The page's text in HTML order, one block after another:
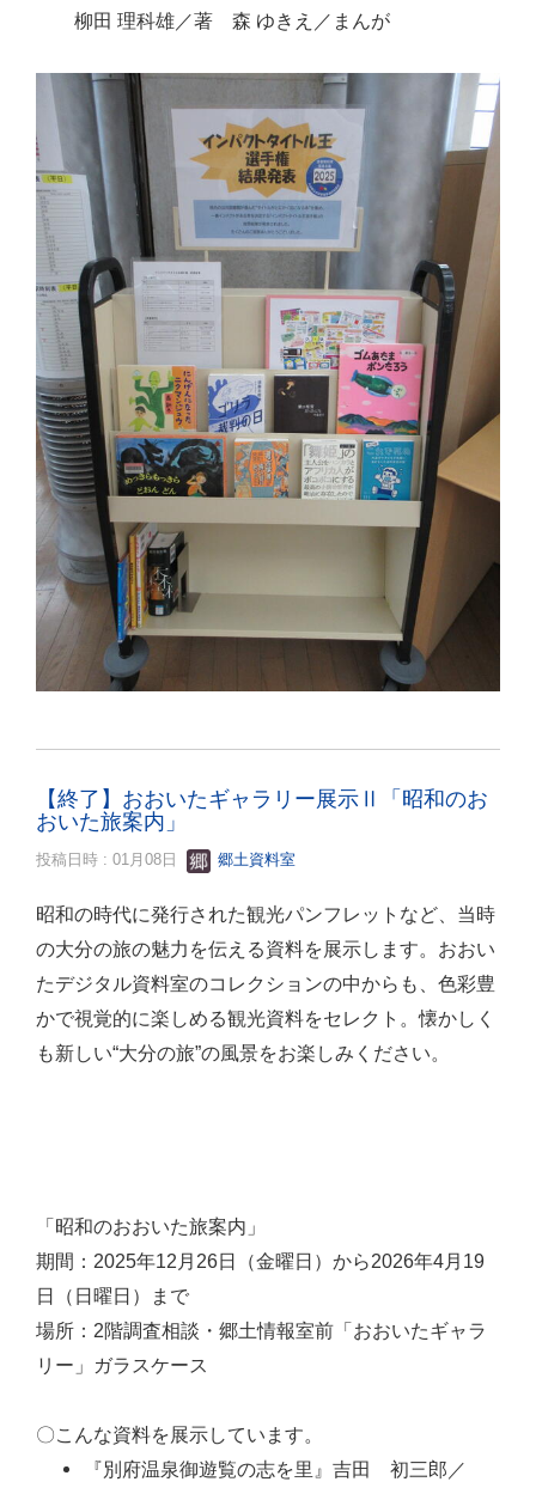
柳田 理科雄／著 森 ゆきえ／まんが
【終了】おおいたギャラリー展示Ⅱ「昭和のお
おいた旅案内」
投稿日時 : 01月08日 郷土資料室
昭和の時代に発行された観光パンフレットなど、当時
の大分の旅の魅力を伝える資料を展示します。おおい
たデジタル資料室のコレクションの中からも、色彩豊
かで視覚的に楽しめる観光資料をセレクト。懐かしく
も新しい“大分の旅”の風景をお楽しみください。
「昭和のおおいた旅案内」
期間：2025年12月26日（金曜日）から2026年4月19
日（日曜日）まで
場所：2階調査相談・郷土情報室前「おおいたギャラ
リー」ガラスケース
〇こんな資料を展示しています。
『別府温泉御遊覧の志を里』吉田 初三郎／